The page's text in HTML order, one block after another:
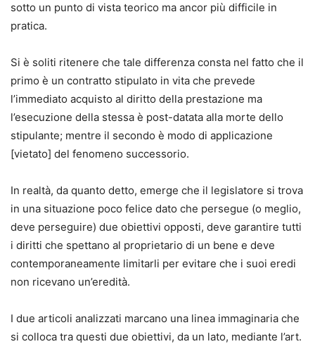
sotto un punto di vista teorico ma ancor più difficile in
pratica.
Si è soliti ritenere che tale differenza consta nel fatto che il
primo è un contratto stipulato in vita che prevede
l’immediato acquisto al diritto della prestazione ma
l’esecuzione della stessa è post-datata alla morte dello
stipulante; mentre il secondo è modo di applicazione
[vietato] del fenomeno successorio.
In realtà, da quanto detto, emerge che il legislatore si trova
in una situazione poco felice dato che persegue (o meglio,
deve perseguire) due obiettivi opposti, deve garantire tutti
i diritti che spettano al proprietario di un bene e deve
contemporaneamente limitarli per evitare che i suoi eredi
non ricevano un’eredità.
I due articoli analizzati marcano una linea immaginaria che
si colloca tra questi due obiettivi, da un lato, mediante l’art.